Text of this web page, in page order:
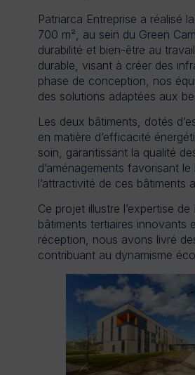
Patriarca Entreprise a réalisé
700 m², au sein du Green
durabilité et bien-être au
durable, visant à créer des
phase de conception, nos
des solutions adaptées aux
Les deux bâtiments, dotés
en matière d’efficacité
soin, garantissant la qualité
d’aménagements favorisant
l’attractivité de ces bâtiments
Ce projet illustre l’expertise
bâtiments tertiaires innovants
réception, nous avons livré
contribuant au dynamisme